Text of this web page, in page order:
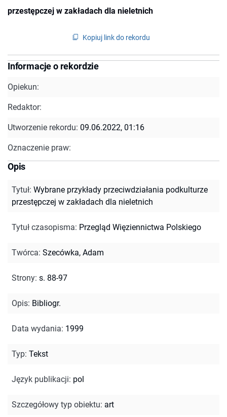
przestępczej w zakładach dla nieletnich
Kopiuj link do rekordu
Informacje o rekordzie
Opiekun:
Redaktor:
Utworzenie rekordu: 09.06.2022, 01:16
Oznaczenie praw:
Opis
Tytuł: Wybrane przykłady przeciwdziałania podkulturze
przestępczej w zakładach dla nieletnich
Tytuł czasopisma: Przegląd Więziennictwa Polskiego
Twórca: Szecówka, Adam
Strony: s. 88-97
Opis: Bibliogr.
Data wydania: 1999
Typ: Tekst
Język publikacji: pol
Szczegółowy typ obiektu: art